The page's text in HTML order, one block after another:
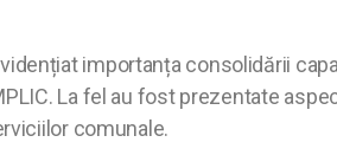
importanța consolidării
La fel au fost prezentate
comunale.